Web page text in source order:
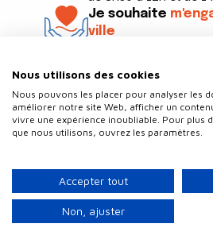
Je souhaite
ville
Politique de
Plan du site
Nous utilisons des cookies
Nous pouvons les placer pour analyser les
améliorer notre site Web, afficher un
vivre une expérience inoubliable. Pour plus
que nous utilisons, ouvrez les paramètres.
Accepter tout
Non, ajuster